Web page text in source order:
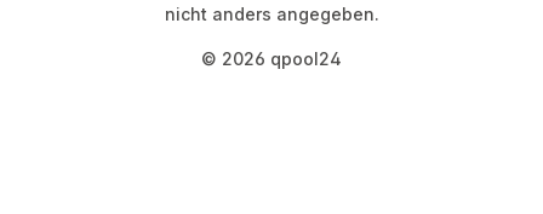
© 2026 qpool24
nicht anders angegeben.